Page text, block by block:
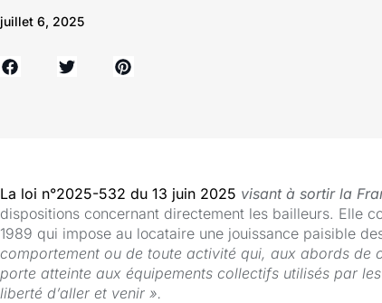
juillet 6, 2025
La loi n°2025-532 du 13 juin 2025 visant à sortir la
dispositions concernant directement les bailleurs. Elle
1989 qui impose au locataire une jouissance paisible
comportement ou de toute activité qui, aux abords de
porte atteinte aux équipements collectifs utilisés par
liberté d’aller et venir ».